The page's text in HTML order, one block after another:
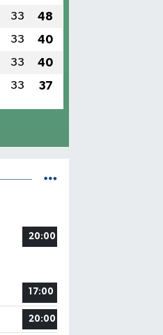
33 48
33 40
33 40
33 37
20:00
17:00
20:00